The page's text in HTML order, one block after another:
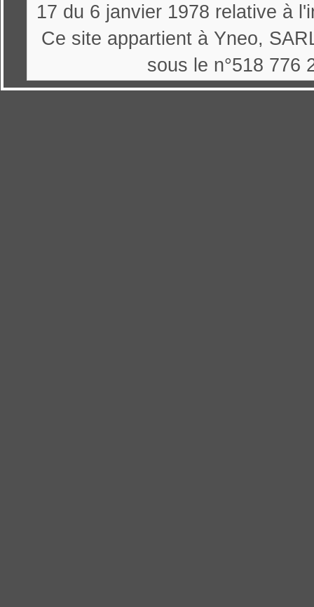
17 du 6 janvier 1978 relative à
Ce site appartient à Yneo,
sous le n°518 776